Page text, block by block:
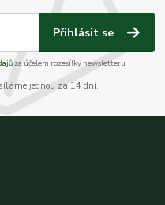
Přihlásit se
za účelem rozesílky newsletteru.
jednou za 14 dní.